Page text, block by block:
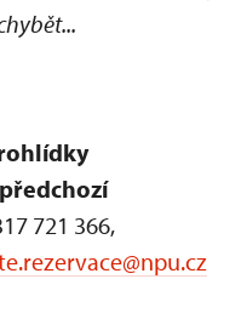
721 366,